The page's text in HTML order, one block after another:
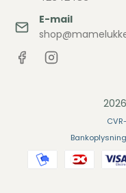
E-mail